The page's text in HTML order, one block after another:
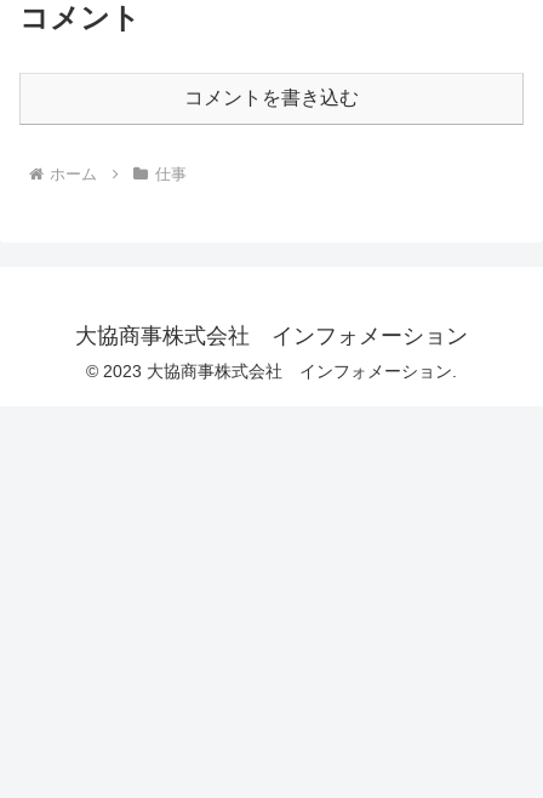
コメント
コメントを書き込む
ホーム 仕事
大協商事株式会社 インフォメーション
© 2023 大協商事株式会社 インフォメーション.